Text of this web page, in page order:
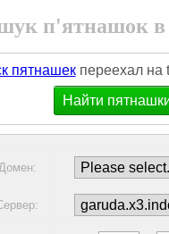
п'ятнашок в
пятнашекпереехал на
Найти